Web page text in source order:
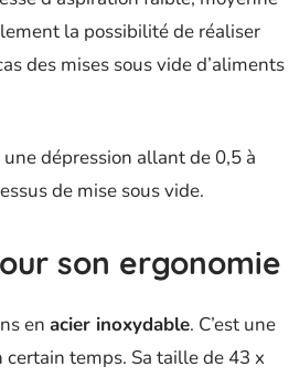
la possibilité de réaliser
des mises sous vide d’aliments
dépression allant de 0,5 à
de mise sous vide.
son ergonomie
en acier inoxydable. C’est une
temps. Sa taille de 43 x